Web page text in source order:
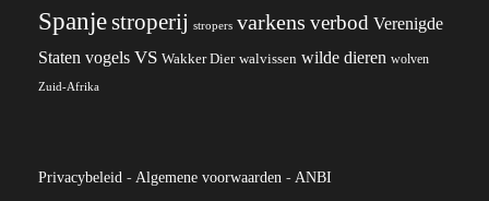
Spanjestroperij stropers varkens verbod Verenigde
Staten vogels VS Wakker Dier walvissen wilde dieren wolven
Zuid-Afrika
Privacybeleid - Algemene voorwaarden - ANBI